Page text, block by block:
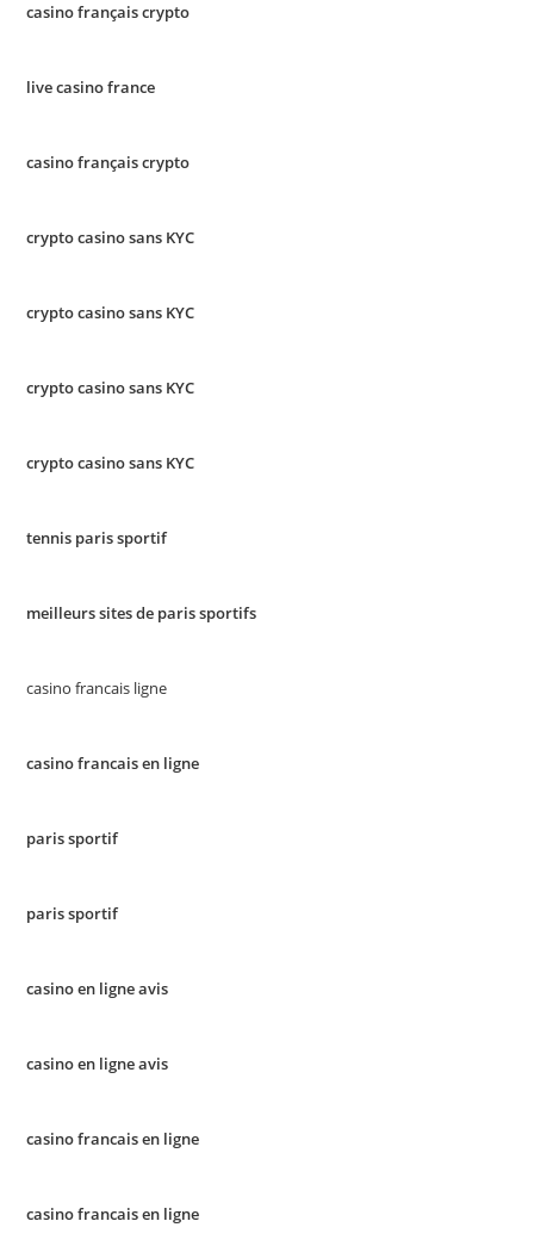
casino français crypto
live casino france
casino français crypto
crypto casino sans KYC
crypto casino sans KYC
crypto casino sans KYC
crypto casino sans KYC
tennis paris sportif
meilleurs sites de paris sportifs
casino francais ligne
casino francais en ligne
paris sportif
paris sportif
casino en ligne avis
casino en ligne avis
casino francais en ligne
casino francais en ligne